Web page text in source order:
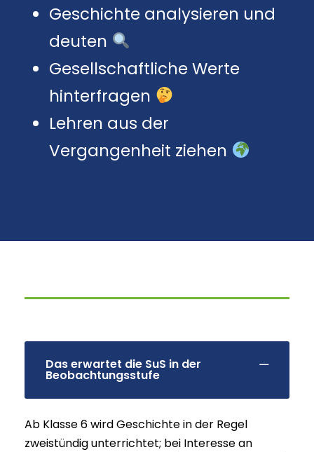
Geschichte analysieren und
deuten
Gesellschaftliche Werte
hinterfragen
Lehren aus der
Vergangenheit ziehen
Das erwartet die SuS in der
Beobachtungsstufe
Ab Klasse 6 wird Geschichte in der Regel
zweistündig unterrichtet; bei Interesse an